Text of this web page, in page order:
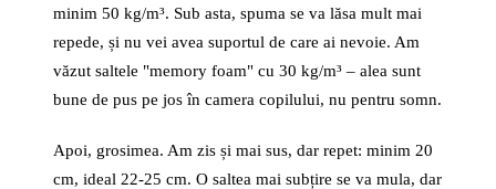
minim 50 kg/m³. Sub asta, spuma se va lăsa mult mai
repede, și nu vei avea suportul de care ai nevoie. Am
văzut saltele "memory foam" cu 30 kg/m³ – alea sunt
bune de pus pe jos în camera copilului, nu pentru somn.
Apoi, grosimea. Am zis și mai sus, dar repet: minim 20
cm, ideal 22-25 cm. O saltea mai subțire se va mula, dar